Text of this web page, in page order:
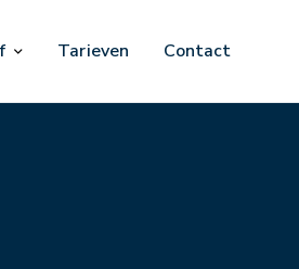
Tarieven Contact